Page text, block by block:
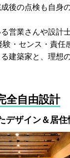
後の点検も自身
営業さんや設計
・センス・責任
建築家と、理想
全自由設計
デザイン＆居住